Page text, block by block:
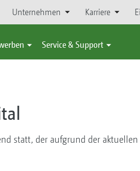
Unternehmen Karriere
Service & Support
statt, der aufgrund der